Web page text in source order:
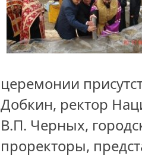
церемонии
Добкин, ректор
В.П. Черных,
проректоры,